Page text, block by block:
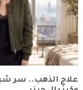
علاج الذهب.. سر